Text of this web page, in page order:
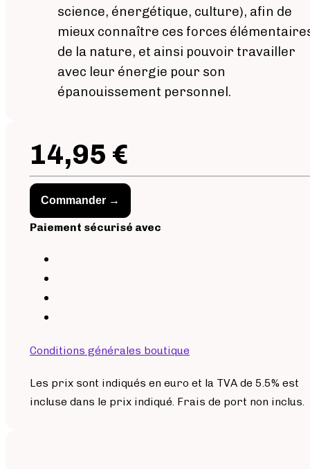
science, énergétique, culture), afin de
mieux connaître ces forces
de la nature, et ainsi pouvoir travailler
avec leur énergie pour son
épanouissement personnel.
14,95 €
Commander →
Paiement sécurisé avec
Conditions générales boutique
Les prix sont indiqués en euro et la TVA de 5.5% est
incluse dans le prix indiqué. Frais de port non inclus.